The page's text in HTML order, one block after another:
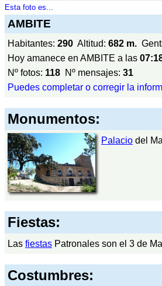
Esta foto es...
AMBITE
Habitantes: 290 Altitud: 682 m.
Hoy amanece en AMBITE a las
Nº fotos: 118 Nº mensajes: 31
Puedes completar o corregir la
Monumentos:
Palacio del
Fiestas:
Las fiestas Patronales son el 3 de
Costumbres: